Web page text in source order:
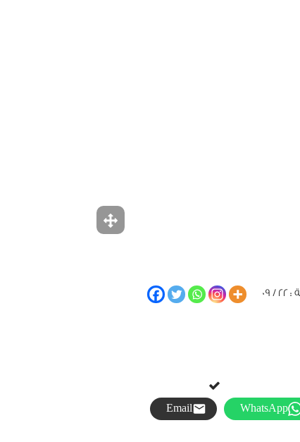
09
WhatsApp
Email